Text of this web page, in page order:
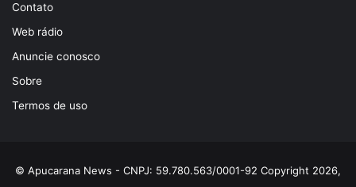
Contato
Web rádio
Anuncie conosco
Sobre
Termos de uso
© Apucarana News - CNPJ: 59.780.563/0001-92 Copyright 2026,